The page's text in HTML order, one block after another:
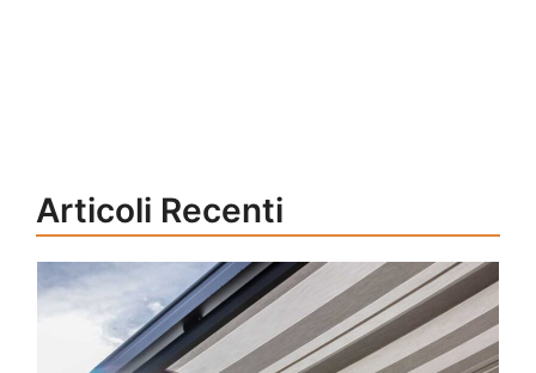
Articoli Recenti